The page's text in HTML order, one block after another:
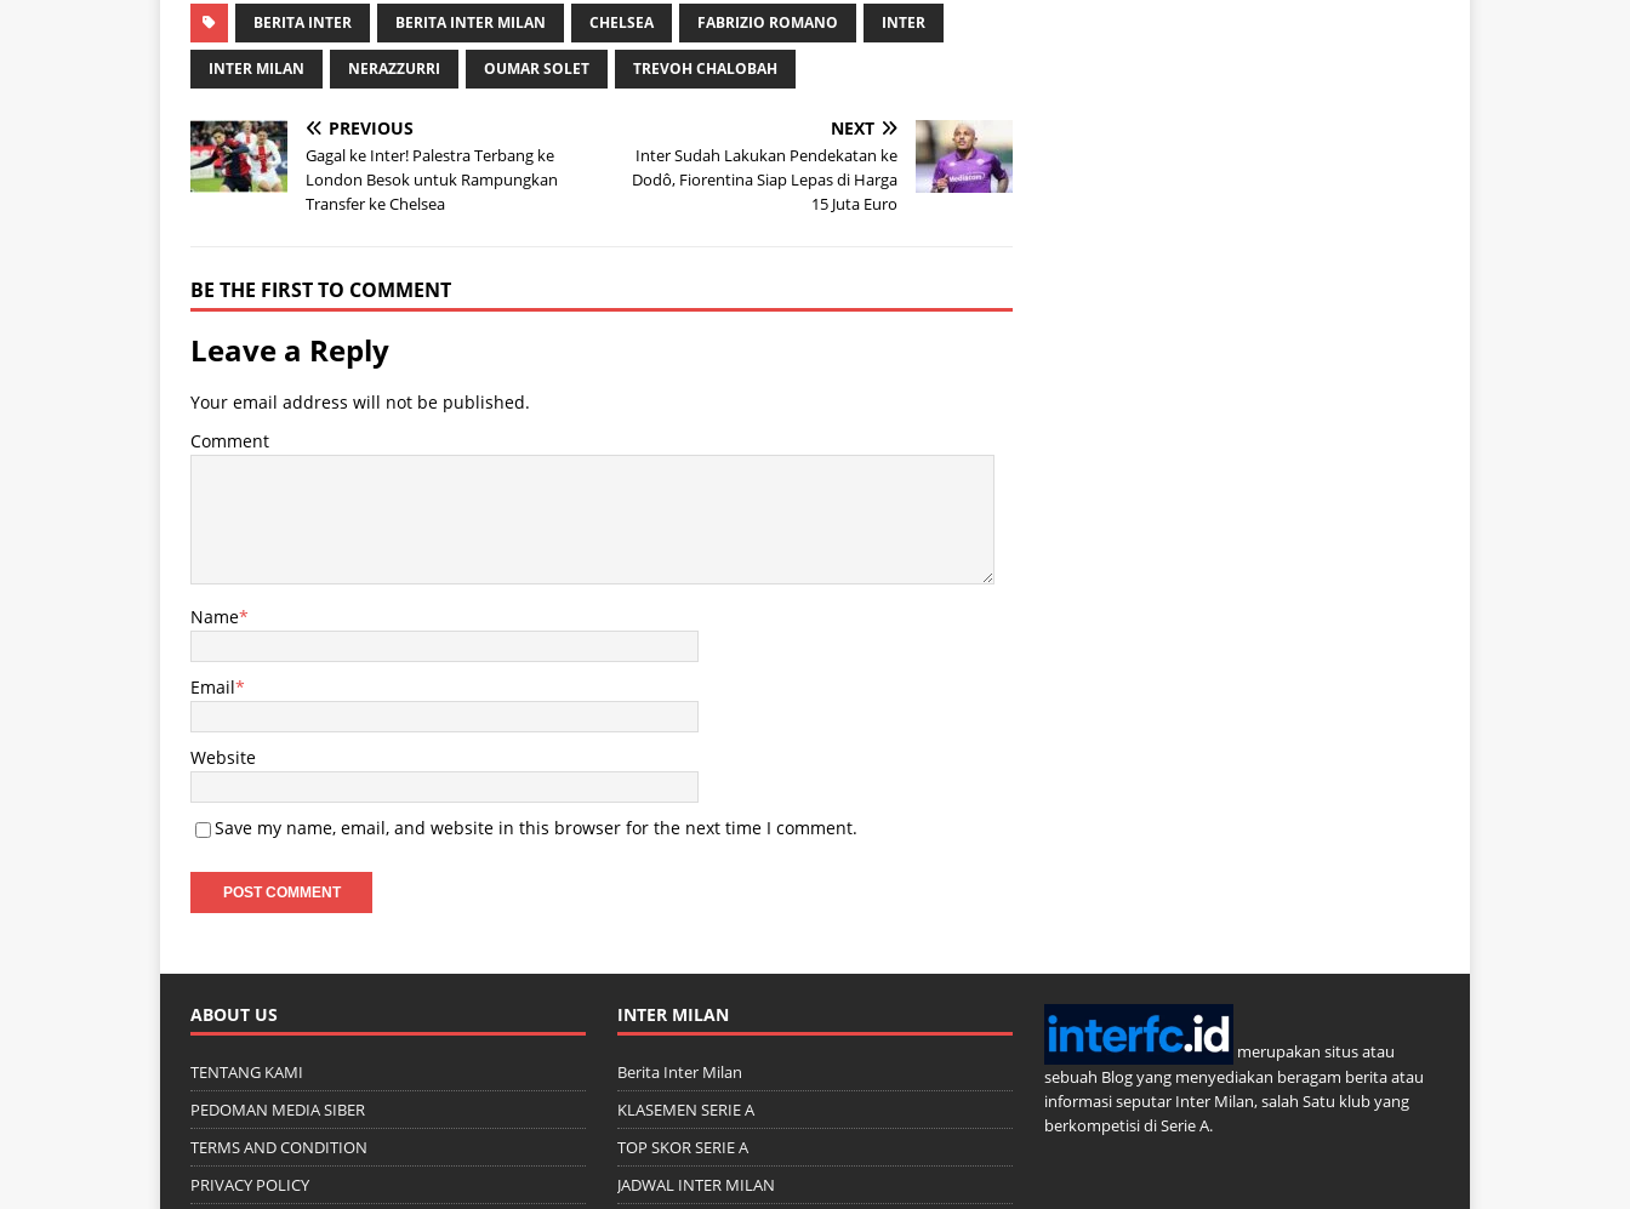
BERITA INTER BERITA INTER MILAN CHELSEA FABRIZIO ROMANO INTER
INTER MILAN NERAZZURRI OUMAR SOLET TREVOH CHALOBAH
PREVIOUS
Gagal ke Inter! Palestra Terbang ke
London Besok untuk Rampungkan
Transfer ke Chelsea
NEXT
Inter Sudah Lakukan Pendekatan ke
Dodô, Fiorentina Siap Lepas di Harga
15 Juta Euro
BE THE FIRST TO COMMENT
Leave a Reply
Your email address will not be published.
Comment
Name*
Email*
Website
Save my name, email, and website in this browser for the next time I comment.
ABOUT US
TENTANG KAMI
PEDOMAN MEDIA SIBER
TERMS AND CONDITION
PRIVACY POLICY
INTER MILAN
Berita Inter Milan
KLASEMEN SERIE A
TOP SKOR SERIE A
JADWAL INTER MILAN
merupakan situs atau
sebuah Blog yang menyediakan beragam berita atau
informasi seputar Inter Milan, salah Satu klub yang
berkompetisi di Serie A.